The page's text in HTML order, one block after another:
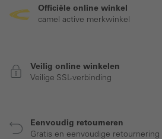
Officiële online winkel
camel active merkwinkel
Veilig online winkelen
Veilige SSL-verbinding
Eenvoudig retourneren
Gratis en eenvoudige retournering